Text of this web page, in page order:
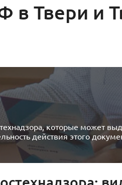
в Твери и
которые может
действия этого